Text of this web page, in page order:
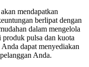
mendapatkan
berlipat dengan
dalam mengelola
produk pulsa dan kuota
dapat menyediakan
Anda.